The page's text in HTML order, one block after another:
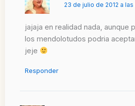
23 de julio de 2012 a las
jajaja en realidad nada, aunque
los mendolotudos podria
jeje
Responder